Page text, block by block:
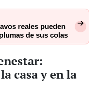
reales pueden
de sus colas
casa y en la